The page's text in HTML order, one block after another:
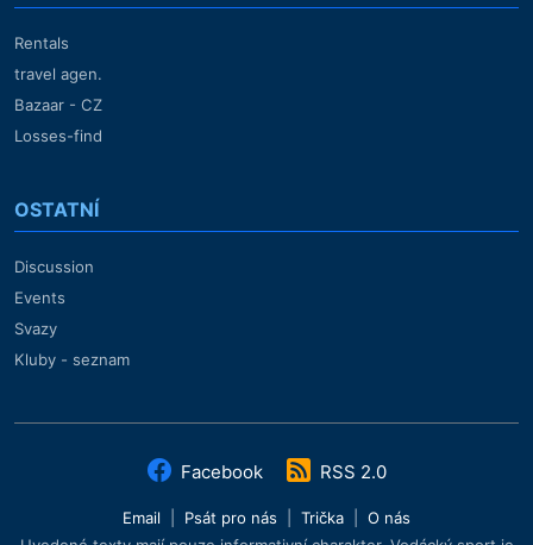
Rentals
travel agen.
Bazaar - CZ
Losses-find
OSTATNÍ
Discussion
Events
Svazy
Kluby - seznam
Facebook RSS 2.0
Email Psát pro nás Trička
O nás